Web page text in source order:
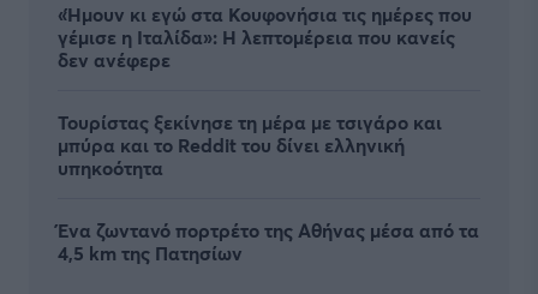
«Ήμουν κι εγώ στα Κουφονήσια τις ημέρες που
γέμισε η Ιταλίδα»: Η λεπτομέρεια που κανείς
δεν ανέφερε
Τουρίστας ξεκίνησε τη μέρα με τσιγάρο και
μπύρα και το Reddit του δίνει ελληνική
υπηκοότητα
Ένα ζωντανό πορτρέτο της Αθήνας μέσα από τα
4,5 km της Πατησίων